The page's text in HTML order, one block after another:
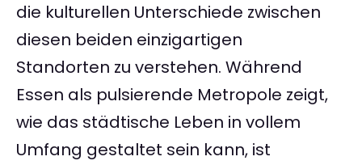
die kulturellen Unterschiede zwischen
diesen beiden einzigartigen
Standorten zu verstehen. Während
Essen als pulsierende Metropole zeigt,
wie das städtische Leben in vollem
Umfang gestaltet sein kann, ist